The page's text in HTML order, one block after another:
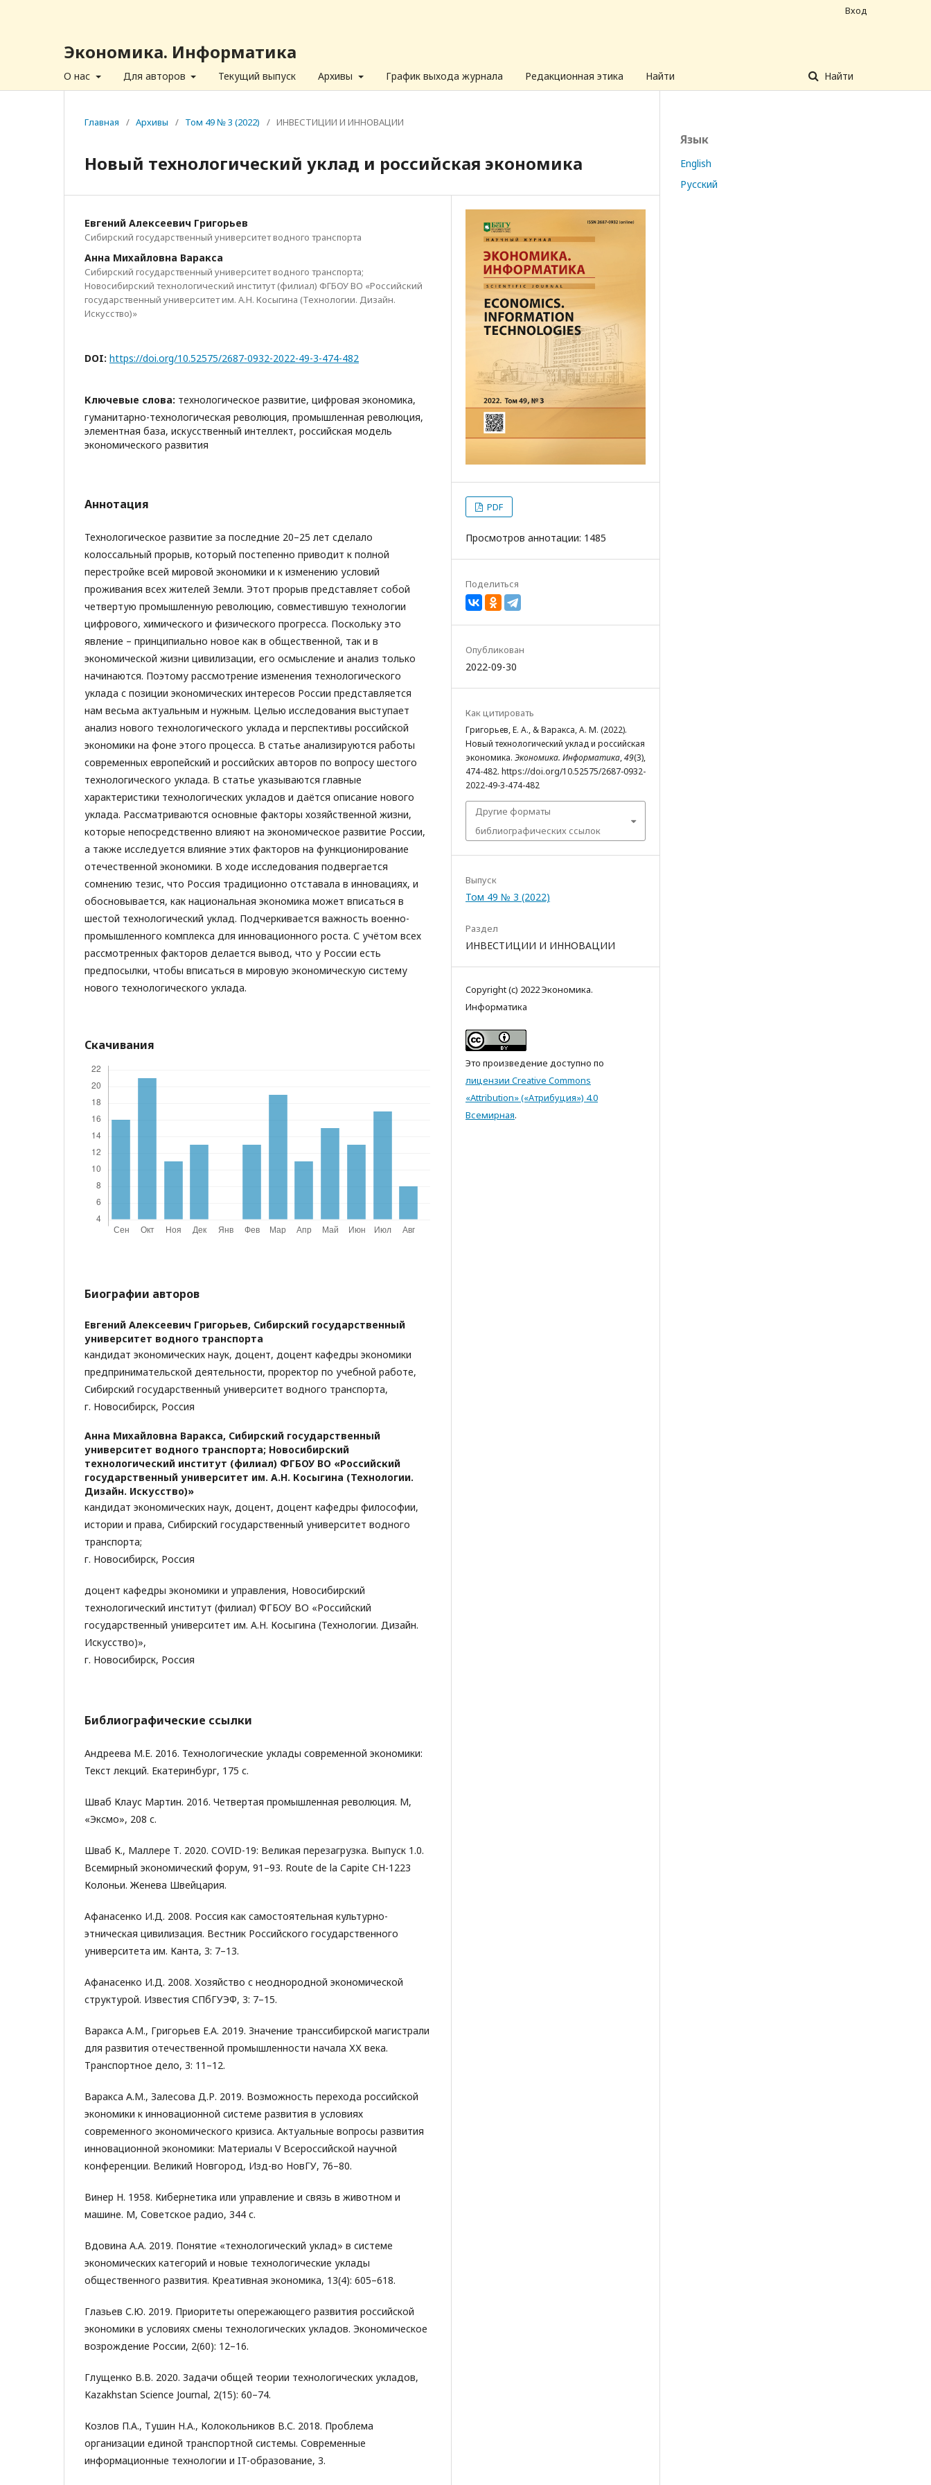
Экономика. Информатика
О нас Для авторов Текущий выпуск Архивы График выхода журнала Редакционная этика Найти Найти
Вход
Главная / Архивы / Том 49 № 3 (2022) / ИНВЕСТИЦИИ И ИННОВАЦИИ
Новый технологический уклад и российская экономика
Евгений Алексеевич Григорьев
Сибирский государственный университет водного транспорта
Анна Михайловна Варакса
Сибирский государственный университет водного транспорта;
Новосибирский технологический институт (филиал) ФГБОУ ВО «Российский
государственный университет им. А.Н. Косыгина (Технологии. Дизайн.
Искусство)»
DOI: https://doi.org/10.52575/2687-0932-2022-49-3-474-482
Ключевые слова: технологическое развитие, цифровая экономика,
гуманитарно-технологическая революция, промышленная революция,
элементная база, искусственный интеллект, российская модель
экономического развития
Аннотация
Технологическое развитие за последние 20–25 лет сделало
колоссальный прорыв, который постепенно приводит к полной
перестройке всей мировой экономики и к изменению условий
проживания всех жителей Земли. Этот прорыв представляет собой
четвертую промышленную революцию, совместившую технологии
цифрового, химического и физического прогресса. Поскольку это
явление – принципиально новое как в общественной, так и в
экономической жизни цивилизации, его осмысление и анализ только
начинаются. Поэтому рассмотрение изменения технологического
уклада с позиции экономических интересов России представляется
нам весьма актуальным и нужным. Целью исследования выступает
анализ нового технологического уклада и перспективы российской
экономики на фоне этого процесса. В статье анализируются работы
современных европейский и российских авторов по вопросу шестого
технологического уклада. В статье указываются главные
характеристики технологических укладов и даётся описание нового
уклада. Рассматриваются основные факторы хозяйственной жизни,
которые непосредственно влияют на экономическое развитие России,
а также исследуется влияние этих факторов на функционирование
отечественной экономики. В ходе исследования подвергается
сомнению тезис, что Россия традиционно отставала в инновациях, и
обосновывается, как национальная экономика может вписаться в
шестой технологический уклад. Подчеркивается важность военно-
промышленного комплекса для инновационного роста. С учётом всех
рассмотренных факторов делается вывод, что у России есть
предпосылки, чтобы вписаться в мировую экономическую систему
нового технологического уклада.
Скачивания
Биографии авторов
Евгений Алексеевич Григорьев, Сибирский государственный
университет водного транспорта
кандидат экономических наук, доцент, доцент кафедры экономики
предпринимательской деятельности, проректор по учебной работе,
Сибирский государственный университет водного транспорта,
г. Новосибирск, Россия
Анна Михайловна Варакса, Сибирский государственный
университет водного транспорта; Новосибирский
технологический институт (филиал) ФГБОУ ВО «Российский
государственный университет им. А.Н. Косыгина (Технологии.
Дизайн. Искусство)»
кандидат экономических наук, доцент, доцент кафедры философии,
истории и права, Сибирский государственный университет водного
транспорта;
г. Новосибирск, Россия
доцент кафедры экономики и управления, Новосибирский
технологический институт (филиал) ФГБОУ ВО «Российский
государственный университет им. А.Н. Косыгина (Технологии. Дизайн.
Искусство)»,
г. Новосибирск, Россия
Библиографические ссылки
Андреева М.Е. 2016. Технологические уклады современной экономики:
Текст лекций. Екатеринбург, 175 с.
Шваб Клаус Мартин. 2016. Четвертая промышленная революция. М,
«Эксмо», 208 с.
Шваб К., Маллере Т. 2020. COVID-19: Великая перезагрузка. Выпуск 1.0.
Всемирный экономический форум, 91–93. Route de la Capite CH-1223
Колоньи. Женева Швейцария.
Афанасенко И.Д. 2008. Россия как самостоятельная культурно-
этническая цивилизация. Вестник Российского государственного
университета им. Канта, 3: 7–13.
Афанасенко И.Д. 2008. Хозяйство с неоднородной экономической
структурой. Известия СПбГУЭФ, 3: 7–15.
Варакса А.М., Григорьев Е.А. 2019. Значение транссибирской магистрали
для развития отечественной промышленности начала ХХ века.
Транспортное дело, 3: 11–12.
Варакса А.М., Залесова Д.Р. 2019. Возможность перехода российской
экономики к инновационной системе развития в условиях
современного экономического кризиса. Актуальные вопросы развития
инновационной экономики: Материалы V Всероссийской научной
конференции. Великий Новгород, Изд-во НовГУ, 76–80.
Винер Н. 1958. Кибернетика или управление и связь в животном и
машине. М, Советское радио, 344 с.
Вдовина А.А. 2019. Понятие «технологический уклад» в системе
экономических категорий и новые технологические уклады
общественного развития. Креативная экономика, 13(4): 605–618.
Глазьев С.Ю. 2019. Приоритеты опережающего развития российской
экономики в условиях смены технологических укладов. Экономическое
возрождение России, 2(60): 12–16.
Глущенко В.В. 2020. Задачи общей теории технологических укладов,
Kazakhstan Science Journal, 2(15): 60–74.
Козлов П.А., Тушин Н.А., Колокольников В.С. 2018. Проблема
организации единой транспортной системы. Современные
информационные технологии и IT-образование, 3.
PDF
Просмотров аннотации: 1485
Поделиться
Опубликован
2022-09-30
Как цитировать
Григорьев, Е. А., & Варакса, А. М. (2022).
Новый технологический уклад и российская
экономика. Экономика. Информатика,49(3),
474-482. https://doi.org/10.52575/2687-0932-
2022-49-3-474-482
Другие форматы
библиографических ссылок
Выпуск
Том 49 № 3 (2022)
Раздел
ИНВЕСТИЦИИ И ИННОВАЦИИ
Copyright (c) 2022 Экономика.
Информатика
Это произведение доступно по
лицензии Creative Commons
«Attribution» («Атрибуция») 4.0
Всемирная.
Язык
English
Русский